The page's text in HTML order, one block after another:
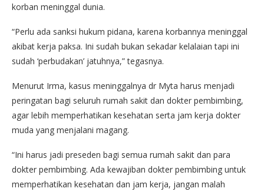
korban meninggal dunia.
“Perlu ada sanksi hukum pidana, karena korbannya meninggal
akibat kerja paksa. Ini sudah bukan sekadar kelalaian tapi ini
sudah ‘perbudakan’ jatuhnya,” tegasnya.
Menurut Irma, kasus meninggalnya dr Myta harus menjadi
peringatan bagi seluruh rumah sakit dan dokter pembimbing,
agar lebih memperhatikan kesehatan serta jam kerja dokter
muda yang menjalani magang.
“Ini harus jadi preseden bagi semua rumah sakit dan para
dokter pembimbing. Ada kewajiban dokter pembimbing untuk
memperhatikan kesehatan dan jam kerja, jangan malah